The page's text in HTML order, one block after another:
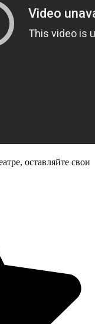
оставляйте свои